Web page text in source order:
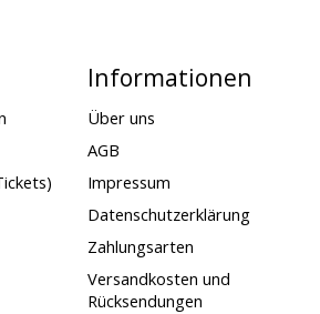
Informationen
Über uns
AGB
Impressum
Datenschutzerklärung
Zahlungsarten
Versandkosten und
Rücksendungen